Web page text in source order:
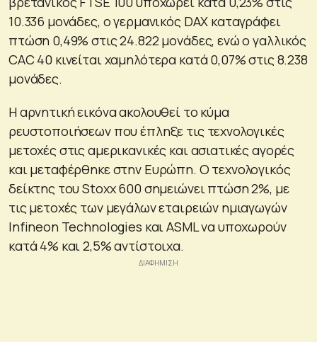
10.336 μονάδες, ο γερμανικός DAX καταγράφει
πτώση 0,49% στις 24.822 μονάδες, ενώ ο γαλλικός
CAC 40 κινείται χαμηλότερα κατά 0,07% στις 8.238
μονάδες.
Η αρνητική εικόνα ακολουθεί το κύμα
ρευστοποιήσεων που έπληξε τις τεχνολογικές
μετοχές στις αμερικανικές και ασιατικές αγορές
και μεταφέρθηκε στην Ευρώπη. Ο τεχνολογικός
δείκτης του Stoxx 600 σημειώνει πτώση 2%, με
τις μετοχές των μεγάλων εταιρειών ημιαγωγών
Infineon Technologies και ASML να υποχωρούν
κατά 4% και 2,5% αντίστοιχα.